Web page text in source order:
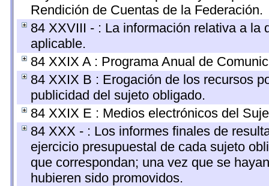
Rendición de Cuentas de la Federación.
84 XXVIII - : La información relativa a la
aplicable.
84 XXIX A : Programa Anual de
84 XXIX B : Erogación de los recursos
publicidad del sujeto obligado.
84 XXIX E : Medios electrónicos del
84 XXX - : Los informes finales de
ejercicio presupuestal de cada sujeto
que correspondan; una vez que se
hubieren sido promovidos.